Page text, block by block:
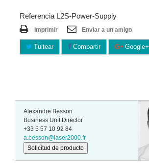
Referencia L2S-Power-Supply
Imprimir Enviar a un amigo
Tuitear Compartir Google+
Alexandre Besson
Business Unit Director
+33 5 57 10 92 84
a.besson@laser2000.fr
Solicitud de producto